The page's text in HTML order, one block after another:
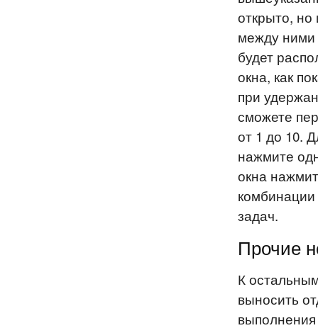
открыто,
между ними
будет
окна, как
при
сможете
от 1 до 10.
нажмите
окна
задач.
Прочие
К
выносить